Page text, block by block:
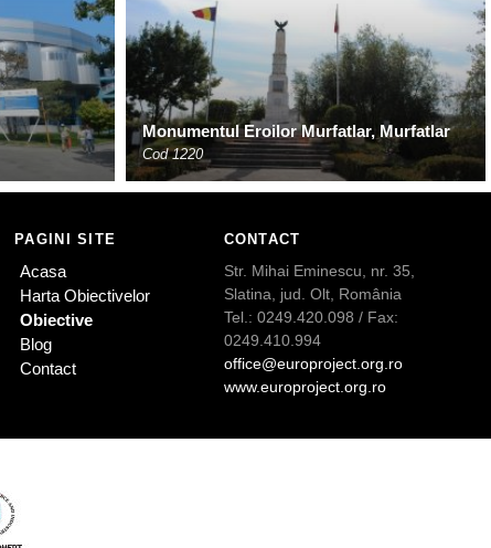
Monumentul Eroilor Murfatlar, Murfatlar
Cod 1220
PAGINI SITE
Acasa
Harta Obiectivelor
Obiective
Blog
Contact
CONTACT
Str. Mihai Eminescu, nr. 35,
Slatina, jud. Olt, România
Tel.: 0249.420.098 / Fax:
0249.410.994
office@europroject.org.ro
www.europroject.org.ro